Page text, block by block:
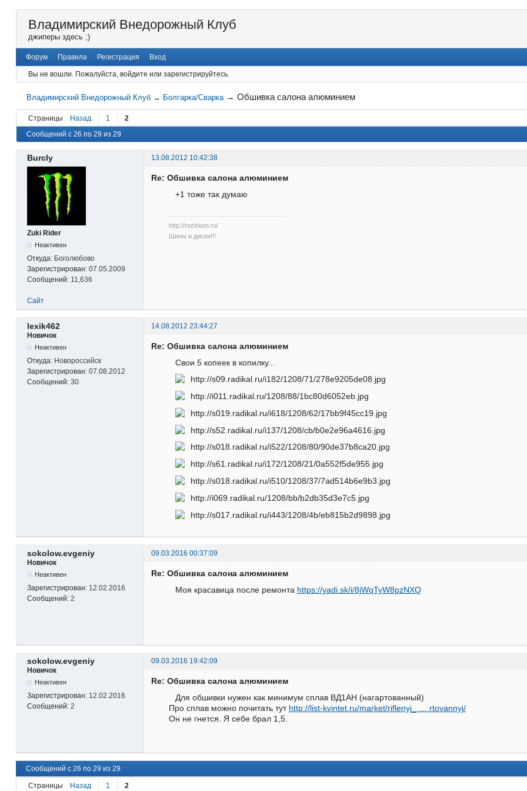
Владимирский Внедорожный Клуб
джиперы здесь ;)
Форум Правила Регистрация Вход
Вы не вошли. Пожалуйста, войдите или зарегистрируйтесь.
Владимирский Внедорожный Клуб → Болгарка/Сварка →Обшивка салона алюминием
Страницы Назад 1
2
Сообщений с 26 по 29 из 29
Burcly 13.08.2012 10:42:38
Zuki Rider
Неактивен
Откуда: Боголюбово
Зарегистрирован: 07.05.2009
Сообщений: 11,636
Re: Обшивка салона алюминием
+1 тоже так думаю
http://rezinium.ru/
Шины и диски!!!
Сайт
lexik462
14.08.2012 23:44:27
Новичок
Неактивен
Откуда: Новороссийск
Зарегистрирован: 07.08.2012
Сообщений: 30
Re: Обшивка салона алюминием
Свои 5 копеек в копилку...
sokolow.evgeniy
09.03.2016 00:37:09
Новичок
Неактивен
Зарегистрирован: 12.02.2016
Сообщений: 2
Re: Обшивка салона алюминием
Моя красавица после ремонта https://yadi.sk/i/8jWqTyW8pzNXQ
sokolow.evgeniy
09.03.2016 19:42:09
Новичок
Неактивен
Зарегистрирован: 12.02.2016
Сообщений: 2
Re: Обшивка салона алюминием
Для обшивки нужен как минимум сплав ВД1АН (нагартованный)
Про сплав можно почитать тут http://list-kvintet.ru/market/riflenyj_ … rtovannyj/
Он не гнется. Я себе брал 1,5.
Сообщений с 26 по 29 из 29
Страницы Назад 1 2